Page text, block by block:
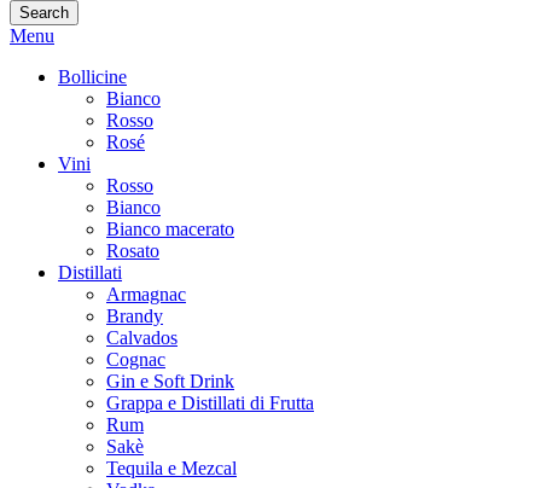
Search
Menu
Bollicine
Bianco
Rosso
Rosé
Vini
Rosso
Bianco
Bianco macerato
Rosato
Distillati
Armagnac
Brandy
Calvados
Cognac
Gin e Soft Drink
Grappa e Distillati di Frutta
Rum
Sakè
Tequila e Mezcal